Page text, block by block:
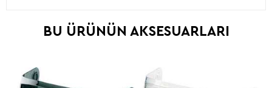
BU ÜRÜNÜN AKSESUARLARI